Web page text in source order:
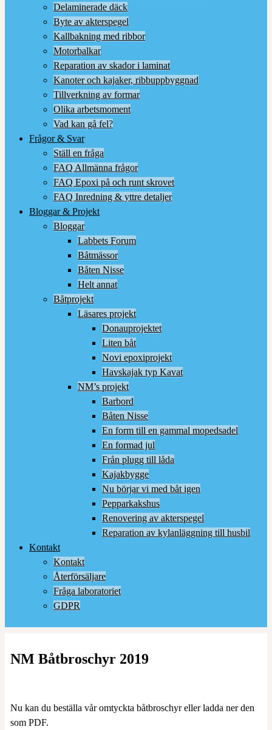
Delaminerade däck
Byte av akterspegel
Kallbakning med ribbor
Motorbalkar
Reparation av skador i laminat
Kanoter och kajaker, ribbuppbyggnad
Tillverkning av formar
Olika arbetsmoment
Vad kan gå fel?
Frågor & Svar
Ställ en fråga
FAQ Allmänna frågor
FAQ Epoxi på och runt skrovet
FAQ Inredning & yttre detaljer
Bloggar & Projekt
Bloggar
Labbets Forum
Båtmässor
Båten Nisse
Helt annat
Båtprojekt
Läsares projekt
Donauprojektet
Liten båt
Novi epoxiprojekt
Havskajak typ Kavat
NM’s projekt
Barbord
Båten Nisse
En form till en gammal mopedsadel
En formad jul
Från plugg till låda
Kajakbygge
Nu börjar vi med båt igen
Pepparkakshus
Renovering av akterspegel
Reparation av kylanläggning till husbil
Kontakt
Kontakt
Återförsäljare
Fråga laboratoriet
GDPR
NM Båtbroschyr 2019
Nu kan du beställa vår omtyckta båtbroschyr eller ladda ner den
som PDF.